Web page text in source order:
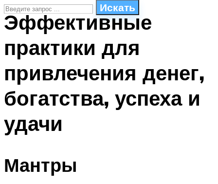
Искать
СТИЛИ ПЛАВАНЬЯ
ПЛАВАНЬЕ ДЛЯ ДЕТЕЙ
БАССЕЙН ДЛЯ ДОМА
МЕНЮ
Эффективные
практики для
привлечения денег,
богатства, успеха и
удачи
Мантры